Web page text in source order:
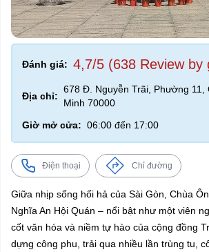
Đánh giá: 4,7/5 (638 Review by
Địa chỉ:
678 Đ. Nguyễn Trãi, Phường 11,
Minh 70000
Giờ mở cửa: 06:00 đến 17:00
Điện thoại Chỉ đường
Giữa nhịp sống hối hả của Sài Gòn, Chùa
Nghĩa An Hội Quán – nổi bật như một viên
cốt văn hóa và niềm tự hào của cộng đồng
dựng công phu, trải qua nhiều lần trùng tu,